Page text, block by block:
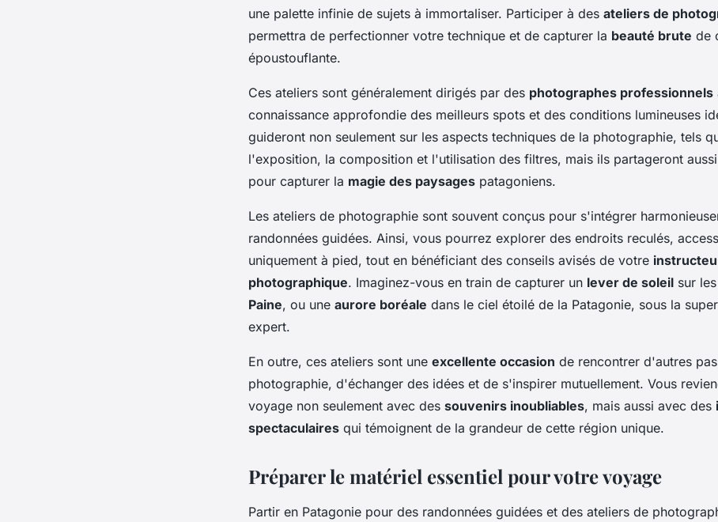
une palette infinie de sujets à immortaliser. Participer à des ateliers de
permettra de perfectionner votre technique et de capturer la beauté brute de
époustouflante.
Ces ateliers sont généralement dirigés par des photographes professionnels
connaissance approfondie des meilleurs spots et des conditions lumineuses
guideront non seulement sur les aspects techniques de la photographie, tels
l'exposition, la composition et l'utilisation des filtres, mais ils partageront
pour capturer la magie des paysages patagoniens.
Les ateliers de photographie sont souvent conçus pour s'intégrer
randonnées guidées. Ainsi, vous pourrez explorer des endroits reculés,
uniquement à pied, tout en bénéficiant des conseils avisés de votre
photographique. Imaginez-vous en train de capturer un lever de soleil sur les
Paine, ou une aurore boréale dans le ciel étoilé de la Patagonie, sous la
expert.
En outre, ces ateliers sont une excellente occasion de rencontrer d'autres
photographie, d'échanger des idées et de s'inspirer mutuellement. Vous
voyage non seulement avec des souvenirs inoubliables, mais aussi avec des
spectaculaires qui témoignent de la grandeur de cette région unique.
Préparer le matériel essentiel pour votre voyage
Partir en Patagonie pour des randonnées guidées et des ateliers de